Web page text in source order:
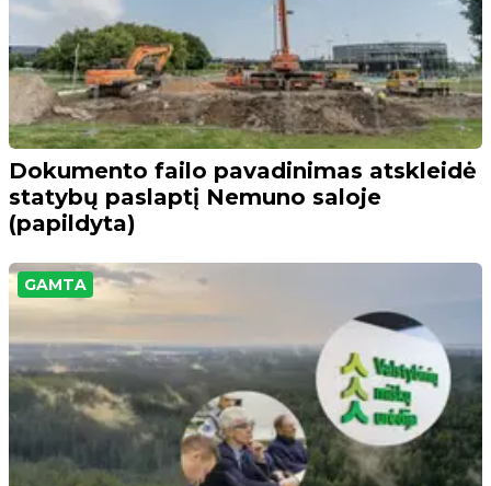
Dokumento failo pavadinimas atskleidė
statybų paslaptį Nemuno saloje
(papildyta)
GAMTA